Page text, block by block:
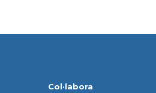
Col·labora